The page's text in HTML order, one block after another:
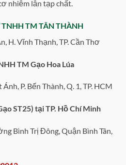
nhiễm lẫn tạp chất.
TNHH TM TÂN THÀNH
H. Vĩnh Thạnh, TP. Cần Thơ
TM Gạo Hoa Lúa
P. Bến Thành, Q. 1, TP. HCM
ST25) tại TP. Hồ Chí Minh
Bình Trị Đông, Quận Bình Tân,